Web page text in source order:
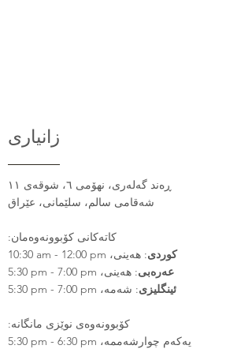
زانیاری
ڕەند گەلەری، نهۆمی ٦، شوقەی ١١
شەقامی سالم، سلێمانی، عێراق
:​​​کاتەکانی کۆبوونەوەمان
10:30 am - 12:00 pm ،
کوردی: هەینی
5:30 pm - 7:00 pm ،
عەرەبی: هەینی
5:30 pm - 7:00 pm ،
ئینگلیزی: شەمە
:کۆبوونەوەی نوێزی مانگانە